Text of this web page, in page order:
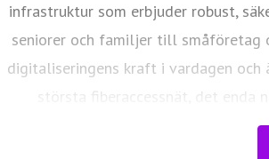
infrastruktur som erbjuder robust,
seniorer och familjer till småföretag
digitaliseringens kraft i vardagen och
största fiberaccessnät, det
världsklass skapar vi en enklare,